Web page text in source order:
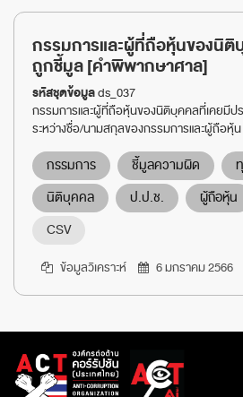
กรรมการและผู้ที่ถือหุ้นของนิติ
ถูกชี้มูล [คำพิพากษาศาล]
รหัสชุดข้อมูลds_037
กรรมการและผู้ที่ถือหุ้นของนิติบุคคลที่เคยมีป
ระหว่างชื่อ/นามสกุลของกรรมการและผู้ถือหุ้
กรรมการ ชี้มูลความผิด
นิติบุคคล
ป.ป.ช.
ผู้ถือหุ้น
CSV
ข้อมูลวิเคราะห์ 6 มกราคม 2566